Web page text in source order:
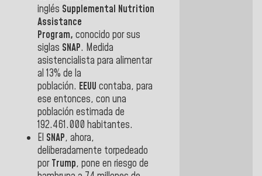
inglés Supplemental Nutrition
Assistance
Program, conocido por sus
siglas SNAP. Medida
asistencialista para alimentar
al 13% de la
población. EEUU contaba, para
ese entonces, con una
población estimada de
192.461.000 habitantes.
El SNAP, ahora,
deliberadamente torpedeado
por Trump, pone en riesgo de